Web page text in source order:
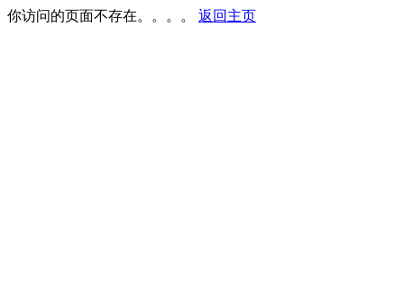
你访问的页面不存在。。。。 返回主页